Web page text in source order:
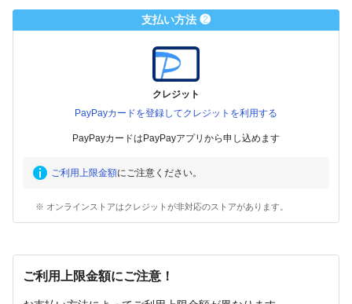
支払い方法 ❷
クレジット
PayPayカードを登録してクレジットを利用する
PayPayカードはPayPayアプリから申し込めます
ご利用上限金額にご注意ください。
※ オンラインストアはクレジットが非対応のストアがあります。
ご利用上限金額にご注意！